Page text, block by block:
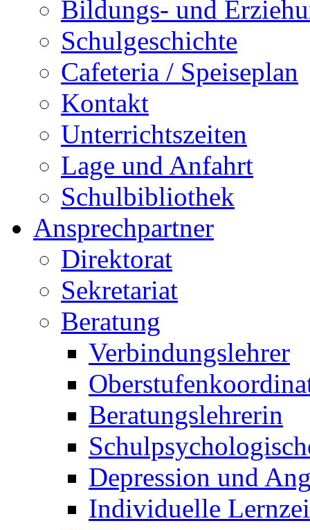
Bildungs- und
Schulgeschichte
Cafeteria / Speiseplan
Kontakt
Unterrichtszeiten
Lage und Anfahrt
Schulbibliothek
Ansprechpartner
Direktorat
Sekretariat
Beratung
Verbindungslehrer
Beratungslehrerin
Depression und
Individuelle